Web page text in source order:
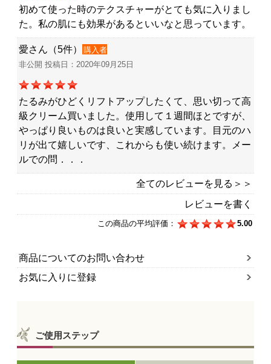
初めて使った時のテクスチャーがとても気に入りまし
た。私の肌にも効果があるといいなと思っています。
愛さん（5件）
購入者
非公開 投稿日：2020年09月25日
たるみがひどくリフトアップしたくて、思い切って高
級クリーム買いました。使用して１週間ほとですが、
やっぱり良いものは良いと実感しています。目元のハ
リが出て嬉しいです、これからも使い続けます。メー
ルでの問．．．
全てのレビューを見る＞＞
レビューを書く
この商品の平均評価： 5.00
商品についてのお問い合わせ
お気に入りに登録